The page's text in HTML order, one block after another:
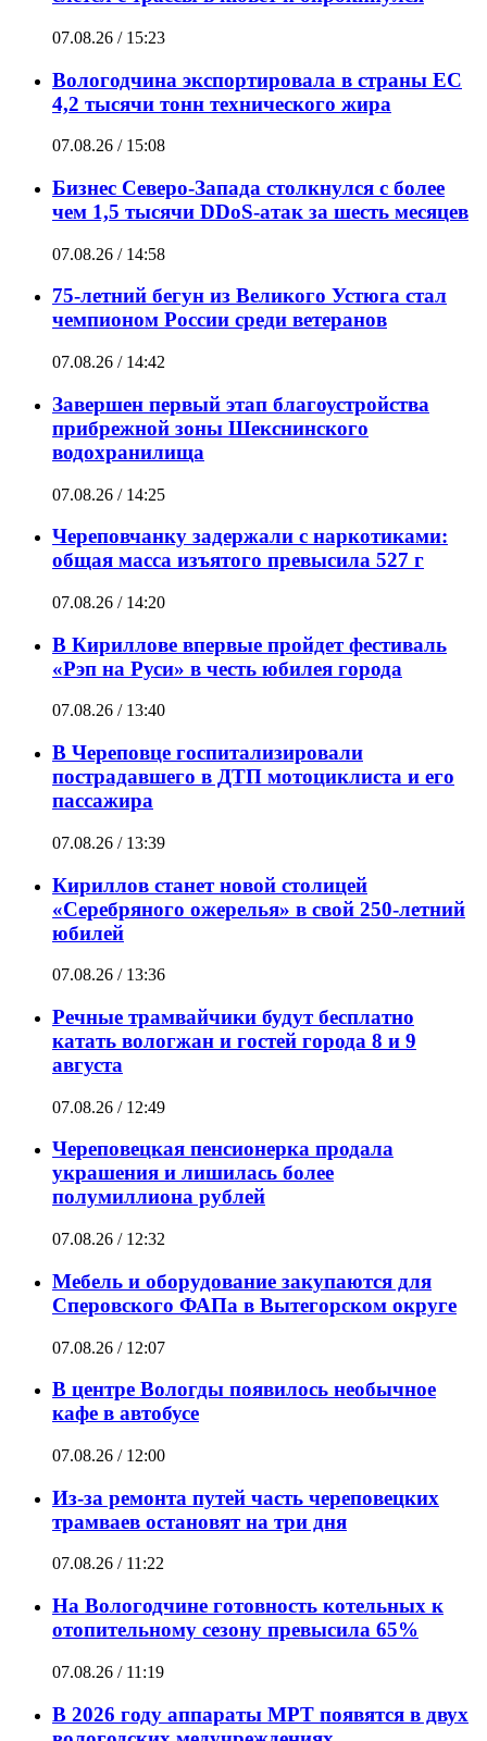
07.08.26 / 15:23
Вологодчина экспортировала в страны ЕС
4,2 тысячи тонн технического жира
07.08.26 / 15:08
Бизнес Северо-Запада столкнулся с более
чем 1,5 тысячи DDoS-атак за шесть месяцев
07.08.26 / 14:58
75-летний бегун из Великого Устюга стал
чемпионом России среди ветеранов
07.08.26 / 14:42
Завершен первый этап благоустройства
прибрежной зоны Шекснинского
водохранилища
07.08.26 / 14:25
Череповчанку задержали с наркотиками:
общая масса изъятого превысила 527 г
07.08.26 / 14:20
В Кириллове впервые пройдет фестиваль
«Рэп на Руси» в честь юбилея города
07.08.26 / 13:40
В Череповце госпитализировали
пострадавшего в ДТП мотоциклиста и его
пассажира
07.08.26 / 13:39
Кириллов станет новой столицей
«Серебряного ожерелья» в свой 250-летний
юбилей
07.08.26 / 13:36
Речные трамвайчики будут бесплатно
катать вологжан и гостей города 8 и 9
августа
07.08.26 / 12:49
Череповецкая пенсионерка продала
украшения и лишилась более
полумиллиона рублей
07.08.26 / 12:32
Мебель и оборудование закупаются для
Сперовского ФАПа в Вытегорском округе
07.08.26 / 12:07
В центре Вологды появилось необычное
кафе в автобусе
07.08.26 / 12:00
Из-за ремонта путей часть череповецких
трамваев остановят на три дня
07.08.26 / 11:22
На Вологодчине готовность котельных к
отопительному сезону превысила 65%
07.08.26 / 11:19
В 2026 году аппараты МРТ появятся в двух